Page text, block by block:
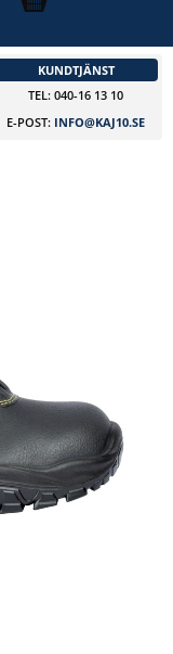
KUNDTJÄNST
TEL: 040-16 13 10
E-POST: INFO@KAJ10.SE